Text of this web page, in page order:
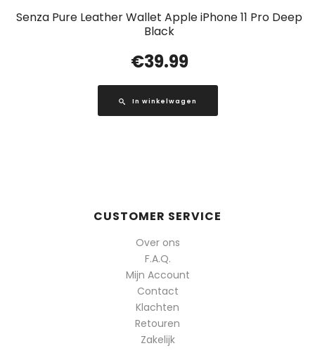
Senza Pure Leather Wallet Apple iPhone 11 Pro Deep
Black
€39.99
In winkelwagen
CUSTOMER SERVICE
Over ons
F.A.Q.
Mijn Account
Contact
Klachten
Retouren
Zakelijk